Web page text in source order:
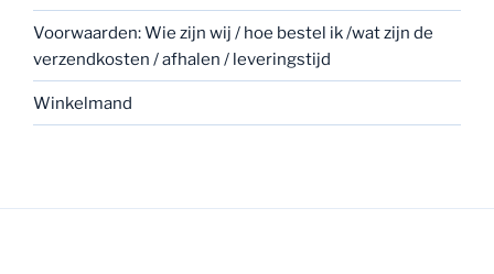
Voorwaarden: Wie zijn wij / hoe bestel ik /wat zijn de
verzendkosten / afhalen / leveringstijd
Winkelmand